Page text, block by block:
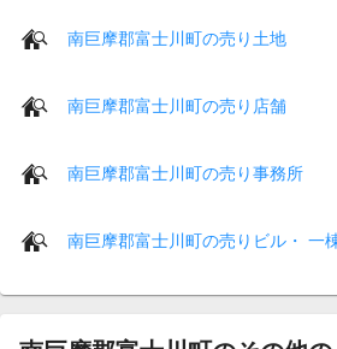
南巨摩郡富士川町の売り土地
南巨摩郡富士川町の売り店舗
南巨摩郡富士川町の売り事務所
南巨摩郡富士川町の売りビル・ 一